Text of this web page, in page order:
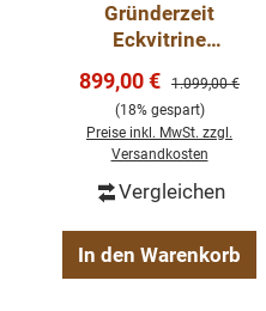
Gründerzeit
Eckvitrine
Weichholzmöbel
Eck Schrank
Verkaufspreis:
899,00 € Regulärer Preis:
1.099,00 €
(18% gespart)
Preise inkl. MwSt. zzgl.
Versandkosten
Vergleichen
In den Warenkorb